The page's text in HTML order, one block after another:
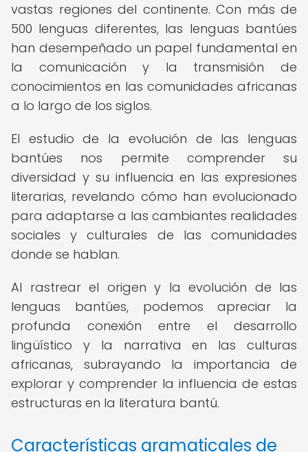
vastas regiones del continente. Con más de
500 lenguas diferentes, las lenguas bantúes
han desempeñado un papel fundamental en
la comunicación y la transmisión de
conocimientos en las comunidades africanas
a lo largo de los siglos.
El estudio de la evolución de las lenguas
bantúes nos permite comprender su
diversidad y su influencia en las expresiones
literarias, revelando cómo han evolucionado
para adaptarse a las cambiantes realidades
sociales y culturales de las comunidades
donde se hablan.
Al rastrear el origen y la evolución de las
lenguas bantúes, podemos apreciar la
profunda conexión entre el desarrollo
lingüístico y la narrativa en las culturas
africanas, subrayando la importancia de
explorar y comprender la influencia de estas
estructuras en la literatura bantú.
Características gramaticales de